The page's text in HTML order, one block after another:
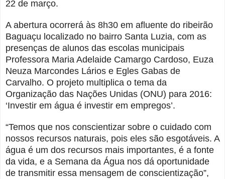
22 de março.
A abertura ocorrerá às 8h30 em afluente do ribeirão
Baguaçu localizado no bairro Santa Luzia, com as
presenças de alunos das escolas municipais
Professora Maria Adelaide Camargo Cardoso, Euza
Neuza Marcondes Lários e Egles Gabas de
Carvalho. O projeto multiplica o tema da
Organização das Nações Unidas (ONU) para 2016:
‘Investir em água é investir em empregos’.
“Temos que nos conscientizar sobre o cuidado com
nossos recursos naturais, pois eles são esgotáveis. A
água é um dos recursos mais importantes, é a fonte
da vida, e a Semana da Água nos dá oportunidade
de transmitir essa mensagem de conscientização”,